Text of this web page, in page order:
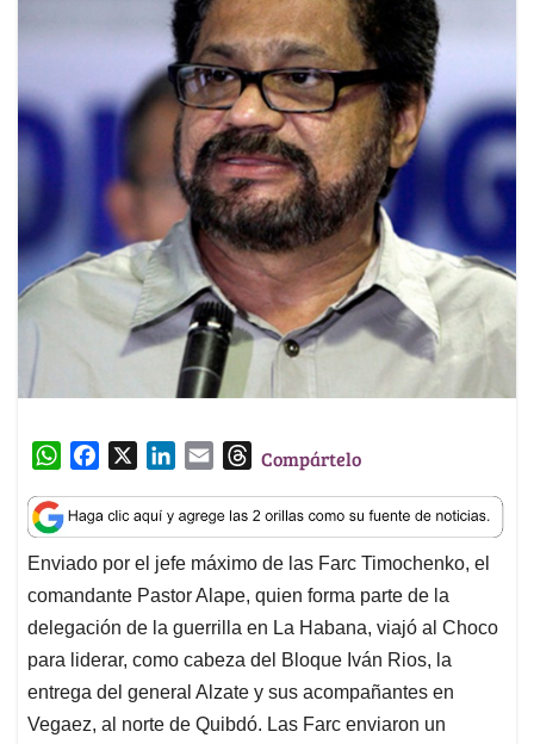
W
a
t
s
A
p
p
c
e
b
o
o
k
n
k
e
d
I
n
a
i
l
T
r
e
a
d
s
Compártelo
Enviado por el jefe máximo de las Farc Timochenko, el
comandante Pastor Alape, quien forma parte de la
delegación de la guerrilla en La Habana, viajó al Choco
para liderar, como cabeza del Bloque Iván Rios, la
entrega del general Alzate y sus acompañantes en
Vegaez, al norte de Quibdó. Las Farc enviaron un